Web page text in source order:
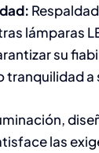
lámparas
su
a
las